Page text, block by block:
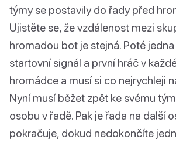
týmy se postavily do řady před
Ujistěte se, že vzdálenost mezi
hromadou bot je stejná. Poté
startovní signál a první hráč v
hromádce a musí si co nejrychleji
Nyní musí běžet zpět ke svému
osobu v řadě. Pak je řada na další
pokračuje, dokud nedokončíte